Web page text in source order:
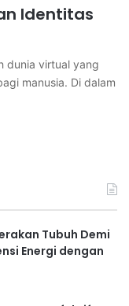
Identitas
dunia virtual yang
manusia. Di dalam
Tubuh Demi
Energi dengan